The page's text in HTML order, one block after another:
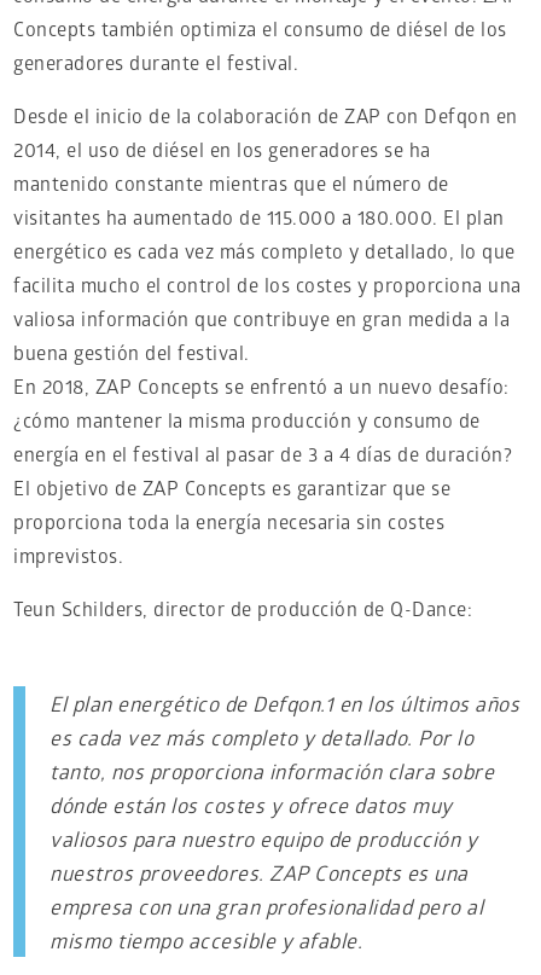
Concepts también optimiza el consumo de diésel de los
generadores durante el festival.
Desde el inicio de la colaboración de ZAP con Defqon en
2014, el uso de diésel en los generadores se ha
mantenido constante mientras que el número de
visitantes ha aumentado de 115.000 a 180.000. El plan
energético es cada vez más completo y detallado, lo que
facilita mucho el control de los costes y proporciona una
valiosa información que contribuye en gran medida a la
buena gestión del festival.
En 2018, ZAP Concepts se enfrentó a un nuevo desafío:
¿cómo mantener la misma producción y consumo de
energía en el festival al pasar de 3 a 4 días de duración?
El objetivo de ZAP Concepts es garantizar que se
proporciona toda la energía necesaria sin costes
imprevistos.
Teun Schilders, director de producción de Q-Dance:
El plan energético de Defqon.1 en los últimos años
es cada vez más completo y detallado. Por lo
tanto, nos proporciona información clara sobre
dónde están los costes y ofrece datos muy
valiosos para nuestro equipo de producción y
nuestros proveedores. ZAP Concepts es una
empresa con una gran profesionalidad pero al
mismo tiempo accesible y afable.